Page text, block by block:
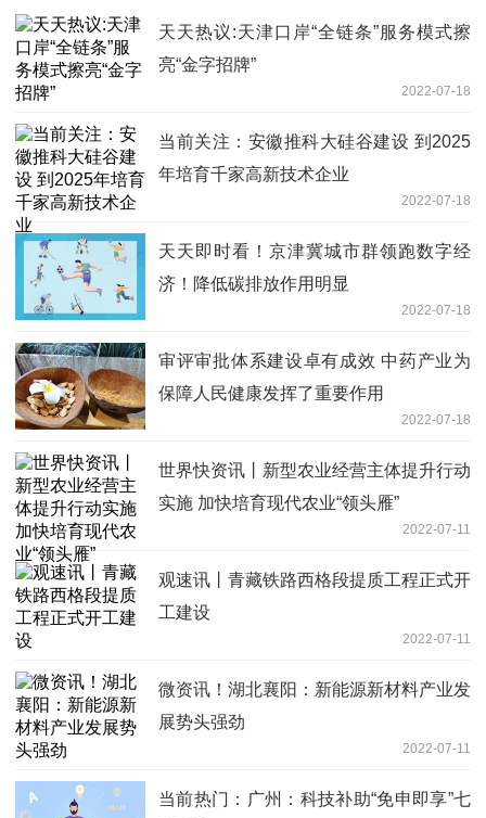
天天热议:天津口岸“全链条”服务模式擦
亮“金字招牌”
2022-07-18
当前关注：安徽推科大硅谷建设 到2025
年培育千家高新技术企业
2022-07-18
天天即时看！京津冀城市群领跑数字经
济！降低碳排放作用明显
2022-07-18
审评审批体系建设卓有成效 中药产业为
保障人民健康发挥了重要作用
2022-07-18
世界快资讯丨新型农业经营主体提升行动
实施 加快培育现代农业“领头雁”
2022-07-11
观速讯丨青藏铁路西格段提质工程正式开
工建设
2022-07-11
微资讯！湖北襄阳：新能源新材料产业发
展势头强劲
2022-07-11
当前热门：广州：科技补助“免申即享”七